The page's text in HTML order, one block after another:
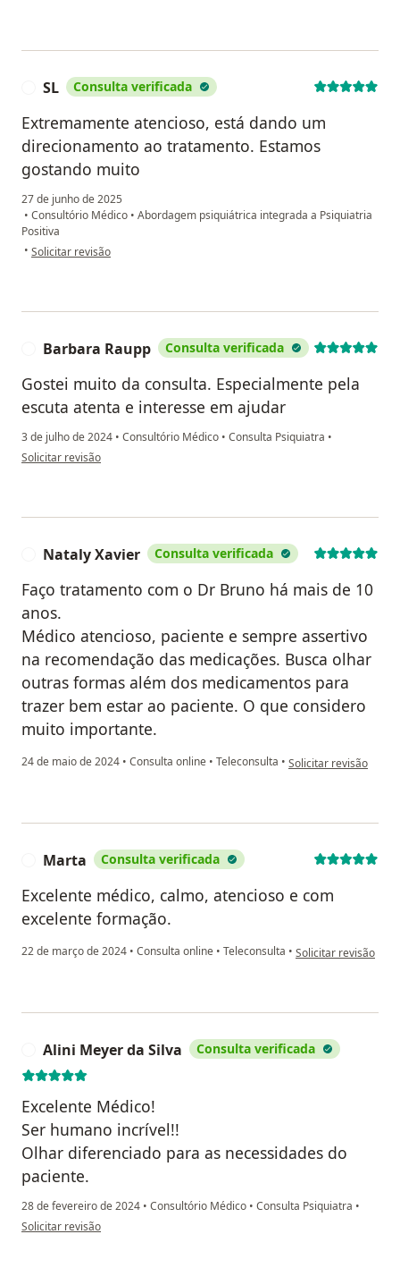
SL Consulta verificada
Extremamente atencioso, está dando um
direcionamento ao tratamento. Estamos
gostando muito
27 de junho de 2025
• Consultório Médico • Abordagem psiquiátrica integrada a Psiquiatria
Positiva
• na opinião do utilizador SL
Solicitar revisão
Barbara Raupp Consulta verificada
Gostei muito da consulta. Especialmente pela
escuta atenta e interesse em ajudar
3 de julho de 2024 • Consultório Médico • Consulta Psiquiatra •
na opinião do utilizador Barbara Raupp
Solicitar revisão
Nataly Xavier Consulta verificada
Faço tratamento com o Dr Bruno há mais de 10
anos.
Médico atencioso, paciente e sempre assertivo
na recomendação das medicações. Busca olhar
outras formas além dos medicamentos para
trazer bem estar ao paciente. O que considero
muito importante.
24 de maio de 2024 • Consulta online • Teleconsulta • na opinião do
Solicitar revisão
Marta Consulta verificada
Excelente médico, calmo, atencioso e com
excelente formação.
22 de março de 2024 • Consulta online • Teleconsulta • na opinião do
Solicitar revisão
Alini Meyer da Silva Consulta verificada
Excelente Médico!
Ser humano incrível!!
Olhar diferenciado para as necessidades do
paciente.
28 de fevereiro de 2024 • Consultório Médico • Consulta Psiquiatra •
na opinião do utilizador Alini Meyer da Silva
Solicitar revisão